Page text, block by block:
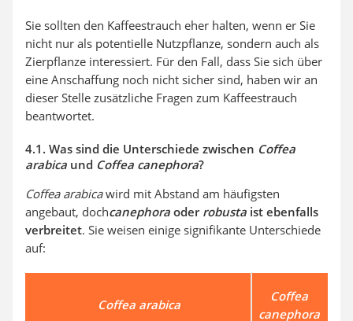
Sie sollten den Kaffeestrauch eher halten, wenn er Sie
nicht nur als potentielle Nutzpflanze, sondern auch als
Zierpflanze interessiert. Für den Fall, dass Sie sich über
eine Anschaffung noch nicht sicher sind, haben wir an
dieser Stelle zusätzliche Fragen zum Kaffeestrauch
beantwortet.
4.1. Was sind die Unterschiede zwischen Coffea
arabica und Coffea canephora?
Coffea arabicawird mit Abstand am häufigsten
angebaut, dochcanephora oder robusta ist ebenfalls
verbreitet. Sie weisen einige signifikante Unterschiede
auf:
Coffea arabica
Coffea
canephora